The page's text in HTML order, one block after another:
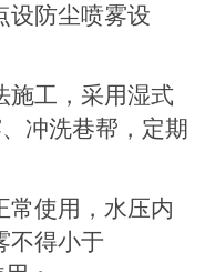
设防尘喷雾设
施工，采用湿式
冲洗巷帮，定期
常使用，水压内
不得小于